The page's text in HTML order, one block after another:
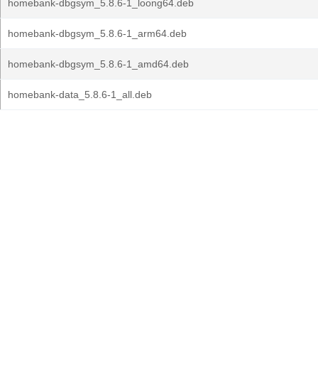
homebank-dbgsym_5.8.6-1_loong64.deb
homebank-dbgsym_5.8.6-1_arm64.deb
homebank-dbgsym_5.8.6-1_amd64.deb
homebank-data_5.8.6-1_all.deb